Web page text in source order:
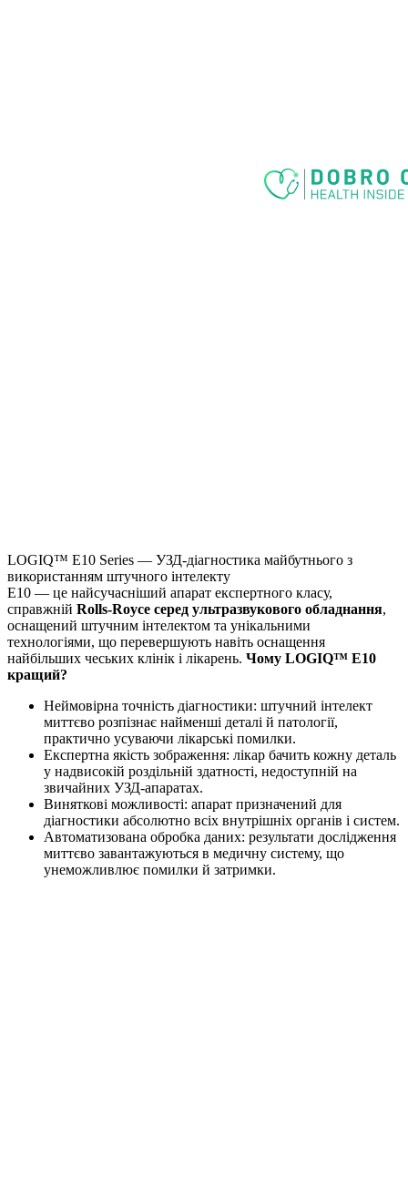
LOGIQ™ E10 Series — УЗД-діагностика майбутнього з
використанням штучного інтелекту
E10 — це найсучасніший апарат експертного класу,
справжній Rolls-Royce серед ультразвукового обладнання,
оснащений штучним інтелектом та унікальними
технологіями, що перевершують навіть оснащення
найбільших чеських клінік і лікарень. Чому LOGIQ™ E10
кращий?
Неймовірна точність діагностики: штучний інтелект
миттєво розпізнає найменші деталі й патології,
практично усуваючи лікарські помилки.
Експертна якість зображення: лікар бачить кожну деталь
у надвисокій роздільній здатності, недоступній на
звичайних УЗД-апаратах.
Виняткові можливості: апарат призначений для
діагностики абсолютно всіх внутрішніх органів і систем.
Автоматизована обробка даних: результати дослідження
миттєво завантажуються в медичну систему, що
унеможливлює помилки й затримки.